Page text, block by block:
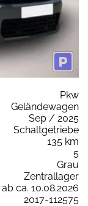
Pkw
Geländewagen
Sep / 2025
Schaltgetriebe
135 km
5
Grau
Zentrallager
ab ca. 10.08.2026
2017-112575